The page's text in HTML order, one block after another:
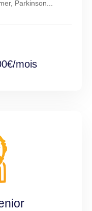
Parkinson...
mois